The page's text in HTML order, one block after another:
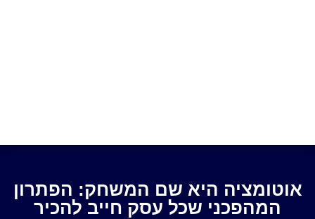
אוטומציה היא שם המשחק: הפתרון
המהפכני שכל עסק חייב להכיר